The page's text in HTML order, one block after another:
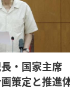
長・国家主
策定と推進